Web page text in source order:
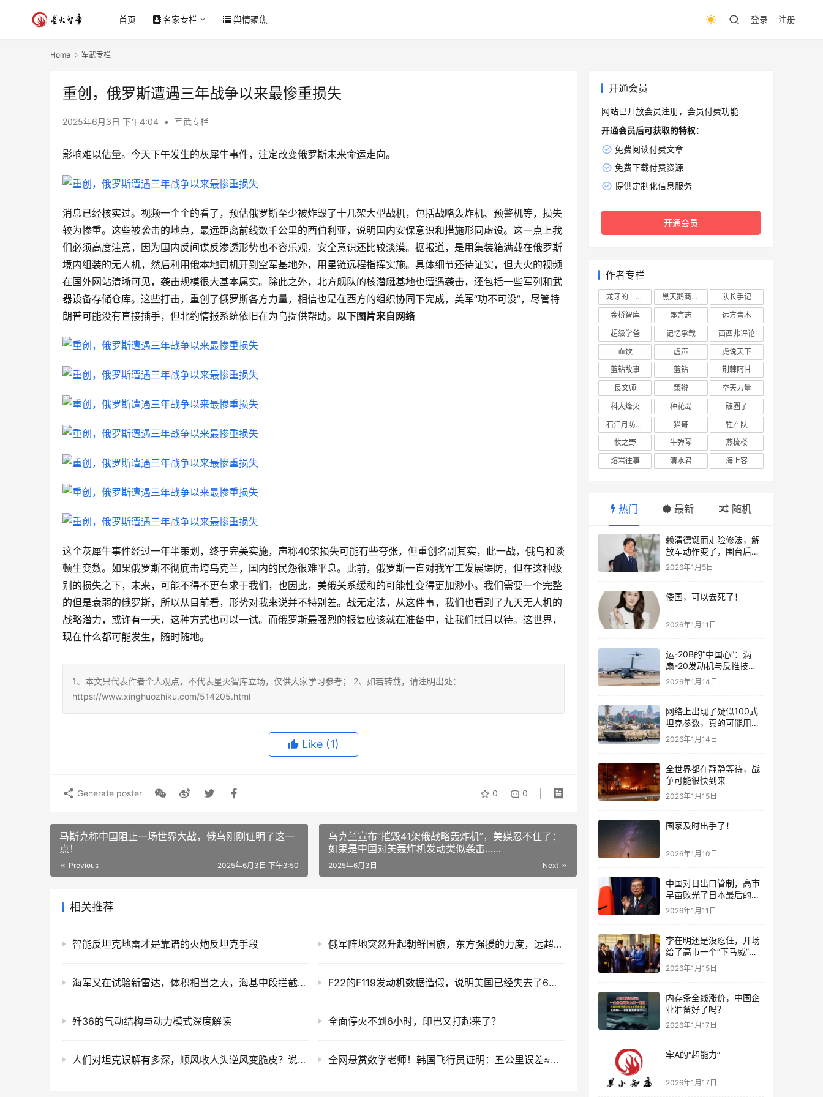
首页 名家专栏 舆情聚焦 登录 注册
Home 军武专栏
重创，俄罗斯遭遇三年战争以来最惨重损失
2025年6月3日 下午4:04 • 军武专栏
影响难以估量。今天下午发生的灰犀牛事件，注定改变俄罗斯未来命运走向。
消息已经核实过。视频一个个的看了，预估俄罗斯至少被炸毁了十几架大型战机，包括战略轰炸机、预警机等，损失
较为惨重。这些被袭击的地点，最远距离前线数千公里的西伯利亚，说明国内安保意识和措施形同虚设。这一点上我
们必须高度注意，因为国内反间谍反渗透形势也不容乐观，安全意识还比较淡漠。据报道，是用集装箱满载在俄罗斯
境内组装的无人机，然后利用俄本地司机开到空军基地外，用星链远程指挥实施。具体细节还待证实，但大火的视频
在国外网站清晰可见，袭击规模很大基本属实。除此之外，北方舰队的核潜艇基地也遭遇袭击，还包括一些军列和武
器设备存储仓库。这些打击，重创了俄罗斯各方力量，相信也是在西方的组织协同下完成，美军“功不可没”，尽管特
朗普可能没有直接插手，但北约情报系统依旧在为乌提供帮助。 以下图片来自网络
这个灰犀牛事件经过一年半策划，终于完美实施，声称40架损失可能有些夸张，但重创名副其实，此一战，俄乌和谈
顿生变数。如果俄罗斯不彻底击垮乌克兰，国内的民怨很难平息。此前，俄罗斯一直对我军工发展堤防，但在这种级
别的损失之下，未来，可能不得不更有求于我们，也因此，美俄关系缓和的可能性变得更加渺小。我们需要一个完整
的但是衰弱的俄罗斯，所以从目前看，形势对我来说并不特别差。战无定法，从这件事，我们也看到了九天无人机的
战略潜力，或许有一天，这种方式也可以一试。而俄罗斯最强烈的报复应该就在准备中，让我们拭目以待。这世界，
现在什么都可能发生，随时随地。
1、本文只代表作者个人观点，不代表星火智库立场，仅供大家学习参考； 2、如若转载，请注明出处：
https://www.xinghuozhiku.com/514205.html
Like (1)
0 0
Generate poster
马斯克称中国阻止一场世界大战，俄乌刚刚证明了这一
点！
Previous 2025年6月3日 下午3:50
乌克兰宣布“摧毁41架俄战略轰炸机”，美媒忍不住了：
如果是中国对美轰炸机发动类似袭击……
Next
2025年6月3日
相关推荐
智能反坦克地雷才是靠谱的火炮反坦克手段 俄军阵地突然升起朝鲜国旗，东方强援的力度，远超西方的预料？
海军又在试验新雷达，体积相当之大，海基中段拦截有戏了 F22的F119发动机数据造假，说明美国已经失去了6代重型战斗机制造能力了！
歼36的气动结构与动力模式深度解读 全面停火不到6小时，印巴又打起来了？
人们对坦克误解有多深，顺风收人头逆风变脆皮？说好的陆战之王呢 全网悬赏数学老师！韩国飞行员证明：五公里误差≈精确打击
开通会员
网站已开放会员注册，会员付费功能
开通会员后可获取的特权：
免费阅读付费文章
免费下载付费资源
提供定制化信息服务
开通会员
作者专栏
龙牙的一座山 黑天鹅商业情报站
队长手记
金桥智库
郎言志
远方青木
超级学爸
记忆承载
西西弗评论
血饮
虚声
虎说天下
蓝钻故事
蓝钻
荆棘阿甘
良文师
策辩
空天力量
科大烽火
种花岛
破圈了
石江月防务观察
猫哥
牲产队
牧之野
牛弹琴
燕梳楼
熔岩往事
清水君 海上客
热门 最新 随机
赖清德铤而走险修法，解
放军动作变了，围台后的
“真正杀招”曝光
2026年1月5日
倭国，可以去死了！
2026年1月11日
运-20B的“中国心”：涡
扇-20发动机与反推技术
大突破！
2026年1月14日
网络上出现了疑似100式
坦克参数，真的可能用了
钛合金装甲！
2026年1月14日
全世界都在静静等待，战
争可能很快到来
2026年1月15日
国家及时出手了！
2026年1月10日
中国对日出口管制，高市
早苗败光了日本最后的国
运
2026年1月11日
李在明还是没忍住，开场
给了高市一个“下马威”，
还特意提到中国
2026年1月15日
内存条全线涨价，中国企
业准备好了吗？
2026年1月17日
牢A的“超能力”
2026年1月17日